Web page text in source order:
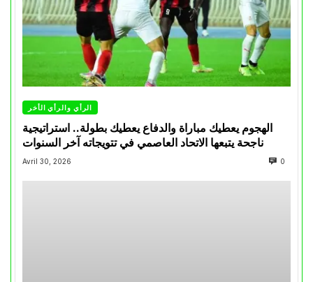
الرأي والرأي الأخر
الهجوم يعطيك مباراة والدفاع يعطيك بطولة.. استراتيجية
ناجحة يتبعها الاتحاد العاصمي في تتويجاته آخر السنوات
Avril 30, 2026 0